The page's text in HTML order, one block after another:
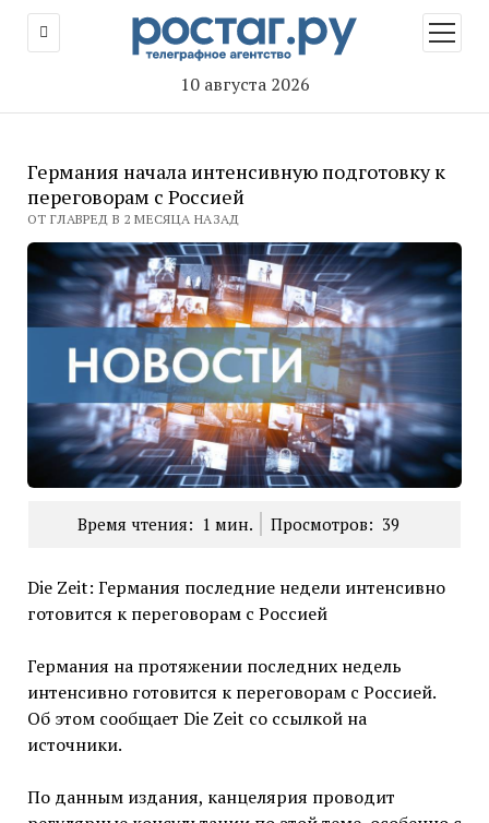
10 августа 2026
меню
Германия начала интенсивную подготовку к
переговорам с Россией
ОТ ГЛАВРЕД В 2 МЕСЯЦА НАЗАД
Время чтения: 1 мин. Просмотров: 39
Die Zeit: Германия последние недели интенсивно
готовится к переговорам с Россией
Германия на протяжении последних недель
интенсивно готовится к переговорам с Россией.
Об этом сообщает Die Zeit со ссылкой на
источники.
По данным издания, канцелярия проводит